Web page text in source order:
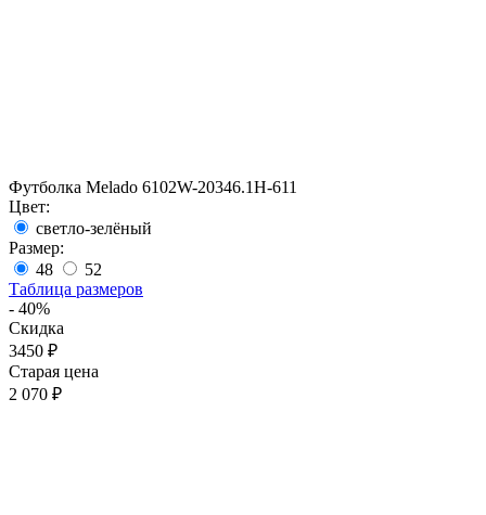
Футболка Melado 6102W-20346.1H-611
Цвет:
светло-зелёный
Размер:
48
52
Таблица размеров
- 40%
Скидка
3450 ₽
Старая цена
2 070 ₽